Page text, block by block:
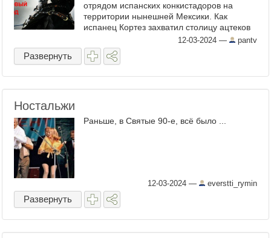
отрядом испанских конкистадоров на
территории нынешней Мексики. Как
испанец Кортез захватил столицу ацтеков
и разрушил великую империю В 1896 ...
12-03-2024 — pantv
Развернуть
Ностальжи
Раньше, в Святые 90-е, всё было ...
12-03-2024 — everstti_rymin
Развернуть